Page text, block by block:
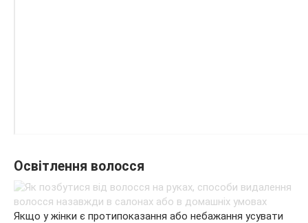
Освітлення волосся
Якщо у жінки є протипоказання або небажання усувати